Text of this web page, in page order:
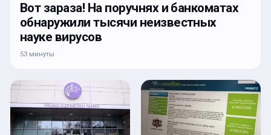
Вот зараза! На поручнях и банкоматах
обнаружили тысячи неизвестных
науке вирусов
53 минуты